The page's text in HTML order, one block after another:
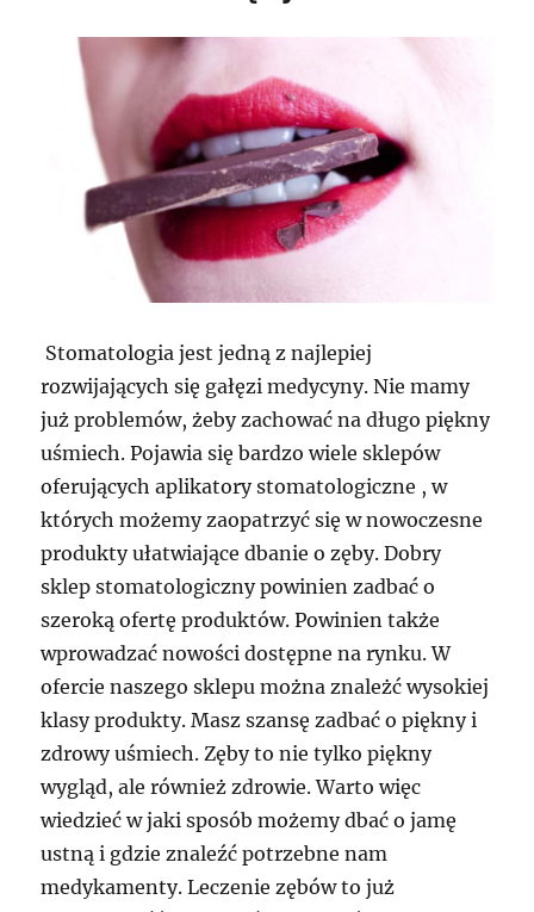
Stomatologia jest jedną z najlepiej
rozwijających się gałęzi medycyny. Nie mamy
już problemów, żeby zachować na długo piękny
uśmiech. Pojawia się bardzo wiele sklepów
oferujących aplikatory stomatologiczne , w
których możemy zaopatrzyć się w nowoczesne
produkty ułatwiające dbanie o zęby. Dobry
sklep stomatologiczny powinien zadbać o
szeroką ofertę produktów. Powinien także
wprowadzać nowości dostępne na rynku. W
ofercie naszego sklepu można znależć wysokiej
klasy produkty. Masz szansę zadbać o piękny i
zdrowy uśmiech. Zęby to nie tylko piękny
wygląd, ale również zdrowie. Warto więc
wiedzieć w jaki sposób możemy dbać o jamę
ustną i gdzie znaleźć potrzebne nam
medykamenty. Leczenie zębów to już